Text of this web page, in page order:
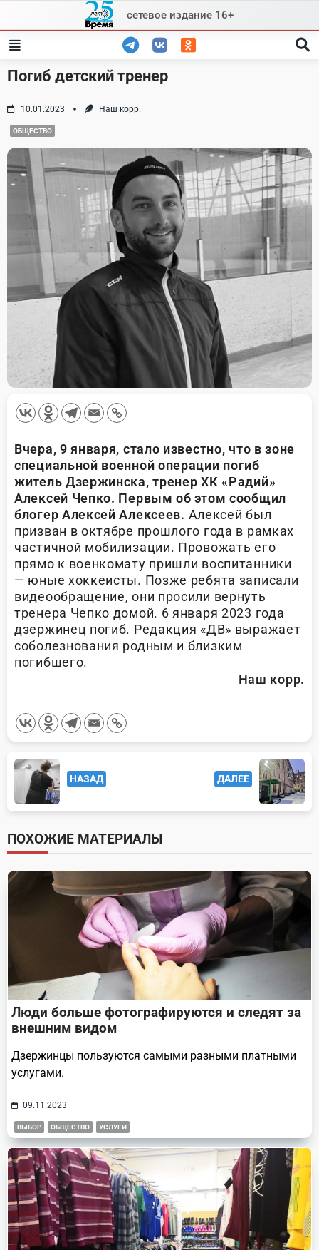
content
сетевое издание 16+
Погиб детский тренер
10.01.2023 Наш корр.
ОБЩЕСТВО
Вчера, 9 января, стало известно, что в зоне
специальной военной операции погиб
житель Дзержинска, тренер ХК «Радий»
Алексей Чепко. Первым об этом сообщил
блогер Алексей Алексеев. Алексей был
призван в октябре прошлого года в рамках
частичной мобилизации. Провожать его
прямо к военкомату пришли воспитанники
— юные хоккеисты. Позже ребята записали
видеообращение, они просили вернуть
тренера Чепко домой. 6 января 2023 года
дзержинец погиб. Редакция «ДВ» выражает
соболезнования родным и близким
погибшего.
Наш корр.
<span
class="nav-
subtitle
screen-
reader-
text">Page</span>
НАЗАД ДАЛЕЕ
ПОХОЖИЕ МАТЕРИАЛЫ
Люди больше фотографируются и следят за
внешним видом
Дзержинцы пользуются самыми разными платными
услугами.
09.11.2023
ВЫБОР ОБЩЕСТВО УСЛУГИ